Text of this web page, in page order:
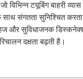
विभिन्न टयूबिंग बाहरी
संगतता सुनिश्चित करता
और सुविधाजनक
दक्षता बढ़ती है।